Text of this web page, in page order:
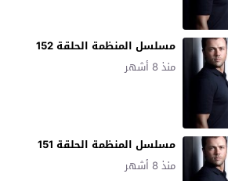
مسلسل المنظمة الحلقة 152
منذ 8 أشهر
مسلسل المنظمة الحلقة 151
منذ 8 أشهر